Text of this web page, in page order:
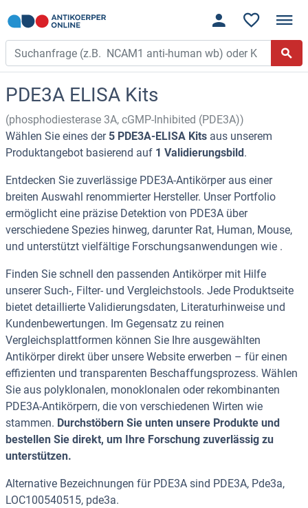
PDE3A ELISA Kits
(phosphodiesterase 3A, cGMP-Inhibited (PDE3A))
Wählen Sie eines der 5 PDE3A-ELISA Kits aus unserem
Produktangebot basierend auf 1 Validierungsbild .
Entdecken Sie zuverlässige PDE3A-Antikörper aus einer
breiten Auswahl renommierter Hersteller. Unser Portfolio
ermöglicht eine präzise Detektion von PDE3A über
verschiedene Spezies hinweg, darunter Rat, Human, Mouse,
und unterstützt vielfältige Forschungsanwendungen wie .
Finden Sie schnell den passenden Antikörper mit Hilfe
unserer Such-, Filter- und Vergleichstools. Jede Produktseite
bietet detaillierte Validierungsdaten, Literaturhinweise und
Kundenbewertungen. Im Gegensatz zu reinen
Vergleichsplattformen können Sie Ihre ausgewählten
Antikörper direkt über unsere Website erwerben – für einen
effizienten und transparenten Beschaffungsprozess. Wählen
Sie aus polyklonalen, monoklonalen oder rekombinanten
PDE3A-Antikörpern, die von verschiedenen Wirten wie
stammen. Durchstöbern Sie unten unsere Produkte und
bestellen Sie direkt, um Ihre Forschung zuverlässig zu
unterstützen.
Alternative Bezeichnungen für PDE3A sind PDE3A, Pde3a,
LOC100540515, pde3a.